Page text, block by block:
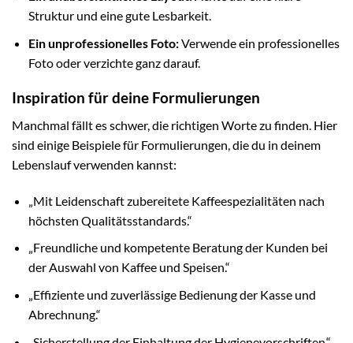
Struktur und eine gute Lesbarkeit.
Ein unprofessionelles Foto:Verwende ein professionelles
Foto oder verzichte ganz darauf.
Inspiration für deine Formulierungen
Manchmal fällt es schwer, die richtigen Worte zu finden. Hier
sind einige Beispiele für Formulierungen, die du in deinem
Lebenslauf verwenden kannst:
„Mit Leidenschaft zubereitete Kaffeespezialitäten nach
höchsten Qualitätsstandards.“
„Freundliche und kompetente Beratung der Kunden bei
der Auswahl von Kaffee und Speisen.“
„Effiziente und zuverlässige Bedienung der Kasse und
Abrechnung.“